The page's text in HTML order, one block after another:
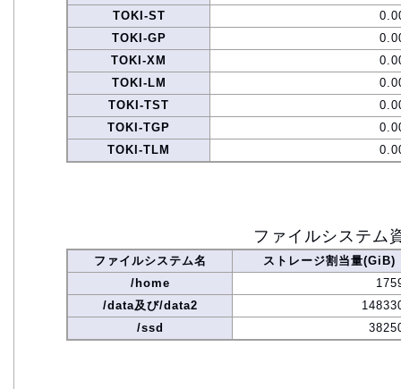
TOKI-ST
TOKI-GP
TOKI-XM
TOKI-LM
TOKI-TST
TOKI-TGP
TOKI-TLM
ファイルシステム
ファイルシステム名
ストレージ割当量(GiB)
/home
/data及び/data2
/ssd